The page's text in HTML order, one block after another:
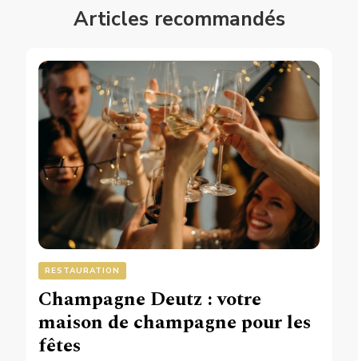
Articles recommandés
RESTAURATION
Champagne Deutz : votre
maison de champagne pour les
fêtes